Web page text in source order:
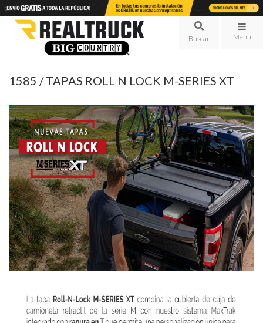
Menu
1585 / TAPAS ROLL N LOCK M-SERIES XT